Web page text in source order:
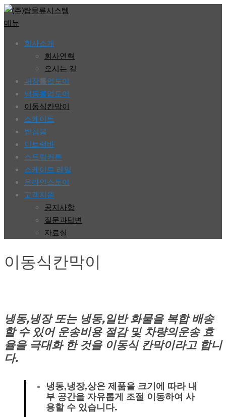
콘
텐
메뉴
회사소개
회사연혁
오시는 길
내장롤업도어
냉동롤업도어
이동식칸막이
스케이트
받침봉
이트랙바
스트립커튼
스케이트 레일
온라인스토어
고객지원
공지사항
질문과답변
자료실
이동식칸막이
냉동,냉장 또는 냉동,일반 화물을 복합 배송
할 수 있어 운송비용 절감 및 차량의운송 효
율을 극대화 한 것을 이동식 칸막이라고 합니
다.
냉동,냉장,상온 제품을 크기에 따라 내
부 공간을 자유롭게 조절 이동하여 사
용할 수 있습니다.